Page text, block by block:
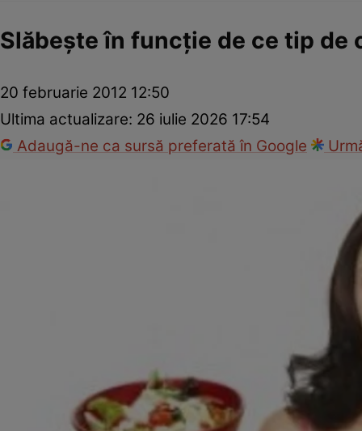
Slăbeşte în funcţie de ce tip de
20 februarie 2012 12:50
Ultima actualizare: 26 iulie 2026 17:54
Adaugă-ne ca sursă preferată în Google